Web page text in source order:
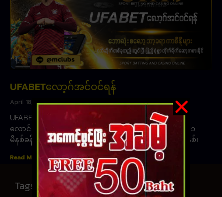
UFABETလော့ဂ်အင်ဝင်ရန်
April 18, 2023
UFABETလော့ဂ်အင်ဝင်ရန် ၊ UFAအွန်လိုင်း ဘောလုံး
လောင်းကစားသည် အော်တိုစနစ်မို့ ငွေသွင်း-ငွေထုတ်ခြင်း ၁
မိနစ်ခန့်မျှကြာပြီး အကောင်းဆုံး ဘောလုံးလောင်းကစားစနစ်၊
Read More »
Tags